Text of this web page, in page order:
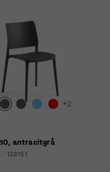
+2
antracitgrå
: 128151